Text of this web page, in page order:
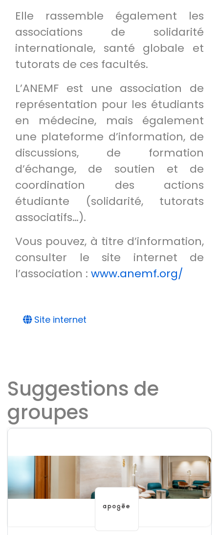
Elle rassemble également les
associations de solidarité
internationale, santé globale et
tutorats de ces facultés.
L’ANEMF est une association de
représentation pour les étudiants
en médecine, mais également
une plateforme d’information, de
discussions, de formation
d’échange, de soutien et de
coordination des actions
étudiante (solidarité, tutorats
associatifs…).
Vous pouvez, à titre d’information,
consulter le site internet de
l’association : www.anemf.org/
Site internet
Suggestions de
groupes